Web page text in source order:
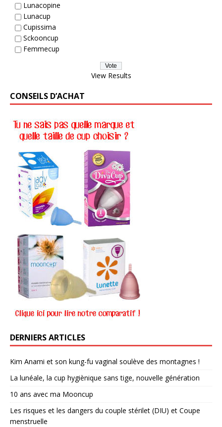
Lunacopine
Lunacup
Cupissima
Sckooncup
Femmecup
View Results
CONSEILS D’ACHAT
DERNIERS ARTICLES
Kim Anami et son kung-fu vaginal soulève des montagnes !
La lunéale, la cup hygiènique sans tige, nouvelle génération
10 ans avec ma Mooncup
Les risques et les dangers du couple stérilet (DIU) et Coupe
menstruelle